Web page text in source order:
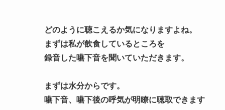
どのように聴こえるか気になりますよね。
まずは私が飲食しているところを
録音した嚥下音を聞いていただきます。
まずは水分からです。
嚥下音、嚥下後の呼気が明瞭に聴取できます